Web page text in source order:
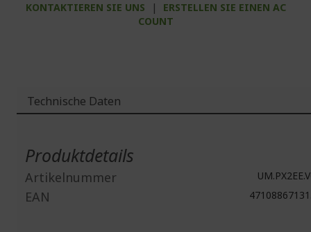
KONTAKTIEREN SIE UNS |
ERSTELLEN SIE EINEN AC
COUNT
Technische Daten
Produktdetails
Artikelnummer
EAN